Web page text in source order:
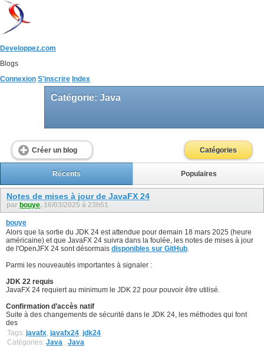
Developpez.com
Blogs
Connexion S'inscrire Index
Catégorie: Java
Créer un blog Catégories
Récents Populaires
Notes de mises à jour de JavaFX 24
par bouye, 16/03/2025 à 23h51
bouye
Alors que la sortie du JDK 24 est attendue pour demain 18 mars 2025 (heure
américaine) et que JavaFX 24 suivra dans la foulée, les notes de mises à jour
de l'OpenJFX 24 sont désormais disponibles sur GitHub.
Parmi les nouveautés importantes à signaler :
JDK 22 requis
JavaFX 24 requiert au minimum le JDK 22 pour pouvoir être utilisé.
Confirmation d’accès natif
Suite à des changements de sécurité dans le JDK 24, les méthodes qui font
des
Tags: javafx javafx24 jdk24
Catégories: Java Java